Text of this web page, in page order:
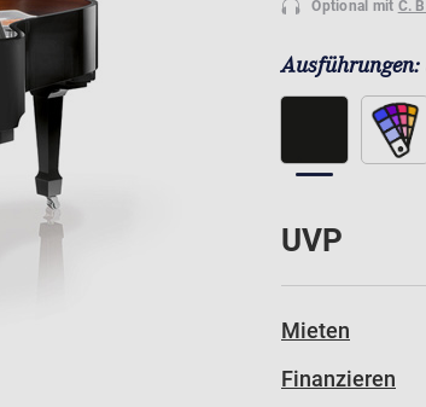
Optional mit C.
Ausführungen:
UVP
Mieten
Finanzieren